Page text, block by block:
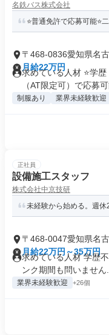
名鉄バス株式会社
⭐普通免許で応募可能⭐
〒468-0836愛知県名
月給22万円
求めている人材 ⭐学
（AT限定可）で応募可
制服あり 業界未経験歓迎
正社員
設備施工スタッフ
株式会社中京技研
未経験から始める。週
〒468-0047愛知県名
月給22万円～35万円
求めている人材 学歴
ンク期間も問いません...
業界未経験歓迎 +26個